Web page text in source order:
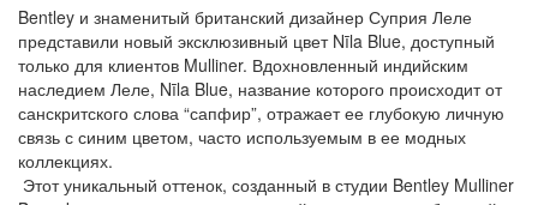
Bentley и знаменитый британский дизайнер Суприя Леле
представили новый эксклюзивный цвет Nīla Blue, доступный
только для клиентов Mulliner. Вдохновленный индийским
наследием Леле, Nīla Blue, название которого происходит от
санскритского слова “сапфир”, отражает ее глубокую личную
связь с синим цветом, часто используемым в ее модных
коллекциях.
Этот уникальный оттенок, созданный в студии Bentley Mulliner